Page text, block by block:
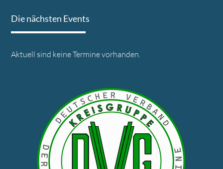
Die nächsten Events
Aktuell sind keine Termine vorhanden.